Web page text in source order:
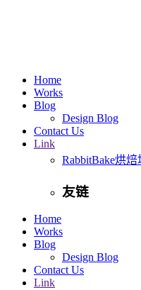
Home
Works
Blog
Design Blog
Contact Us
Link
RabbitBake烘焙
友链
Home
Works
Blog
Design Blog
Contact Us
Link